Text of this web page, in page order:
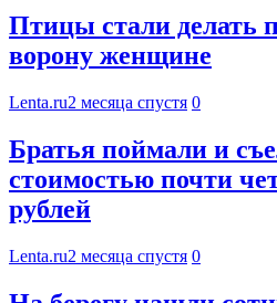
Птицы стали делать
ворону женщине
Lenta.ru2 месяца спустя 0
Братья поймали и
стоимостью почти
рублей
Lenta.ru2 месяца спустя 0